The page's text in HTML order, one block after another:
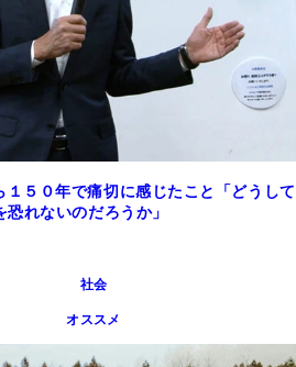
１５０年で痛切に感じたこと「どうして
れないのだろうか」
社会
オススメ